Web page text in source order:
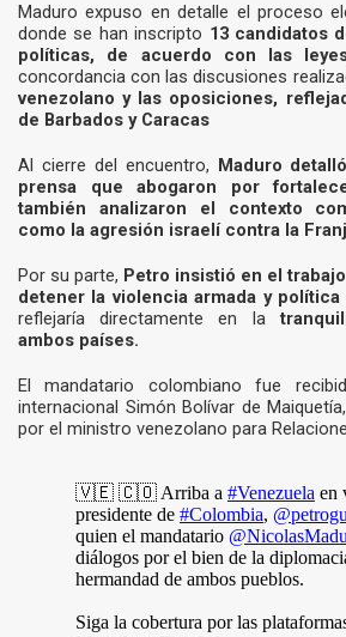
Maduro expuso en detalle el proceso
donde se han inscripto 13 candidatos
políticas, de acuerdo con las
concordancia con las discusiones
venezolano y las oposiciones,
de Barbados y Caracas
Al cierre del encuentro, Maduro
prensa que abogaron por
también analizaron el contexto
como la agresión israelí contra la
Por su parte, Petro insistió en el
detener la violencia armada y
reflejaría directamente en la
ambos países.
El mandatario colombiano fue
internacional Simón Bolívar de
por el ministro venezolano para